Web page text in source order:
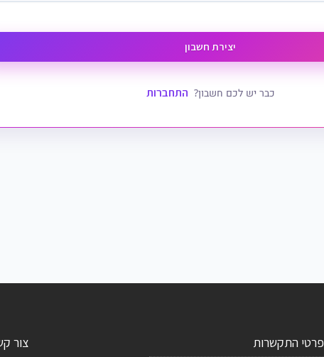
יצירת חשבון
כבר יש לכם חשבון? התחברות
פרטי התקשרות צור